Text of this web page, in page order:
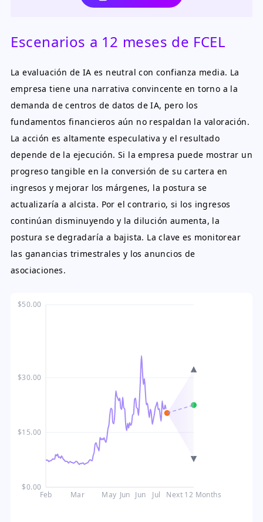
Escenarios a 12 meses de FCEL
La evaluación de IA es neutral con confianza media. La
empresa tiene una narrativa convincente en torno a la
demanda de centros de datos de IA, pero los
fundamentos financieros aún no respaldan la valoración.
La acción es altamente especulativa y el resultado
depende de la ejecución. Si la empresa puede mostrar un
progreso tangible en la conversión de su cartera en
ingresos y mejorar los márgenes, la postura se
actualizaría a alcista. Por el contrario, si los ingresos
continúan disminuyendo y la dilución aumenta, la
postura se degradaría a bajista. La clave es monitorear
las ganancias trimestrales y los anuncios de
asociaciones.
$0.00
$15.00
$30.00
$50.00
Feb Mar May Jun Jun Jul Next 12 Months